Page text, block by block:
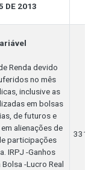
DE 2013
Renda devido
no mês
inclusive as
em bolsas
de futuros e
alienações de
participações
IRPJ -Ganhos
-Lucro Real
3317